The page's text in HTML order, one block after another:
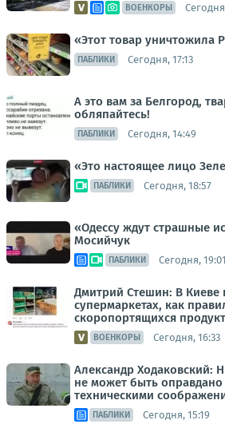
ВОЕНКОРЫ
«Этот товар уничтожила
ПАБЛИКИ Сегодня, 17:13
А это вам за Белгород,
обляпайтесь!
ПАБЛИКИ Сегодня, 14:49
«Это настоящее лицо
ПАБЛИКИ Сегодня, 18:57
«Одессу ждут страшные
Мосийчук
ПАБЛИКИ Сегодня, 19:01
Дмитрий Стешин: В Киеве
супермаркетах, как
скоропортящихся
ВОЕНКОРЫ Сегодня, 16:33
Александр Ходаковский:
не может быть
техническими
ПАБЛИКИ Сегодня, 15:19